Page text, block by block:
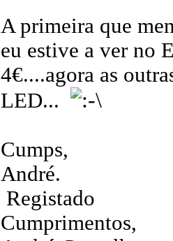
A primeira que
eu estive a ver no
4€....agora as
LED...
Cumps,
André.
Registado
Cumprimentos,